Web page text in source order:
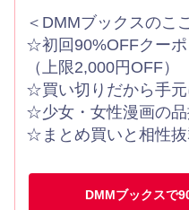
＜DMMブックスのこ
☆初回90%OFFクーポ
（上限2,000円OFF）
☆買い切りだから手元
☆少女・女性漫画の品
☆まとめ買いと相性
DMMブックスで